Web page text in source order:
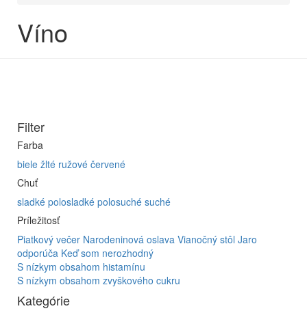
Víno
Filter
Farba
biele žlté ružové červené
Chuť
sladké polosladké polosuché suché
Príležitosť
Piatkový večer Narodeninová oslava Vianočný stôl Jaro
odporúča Keď som nerozhodný
S nízkym obsahom histamínu
S nízkym obsahom zvyškového cukru
Kategórie